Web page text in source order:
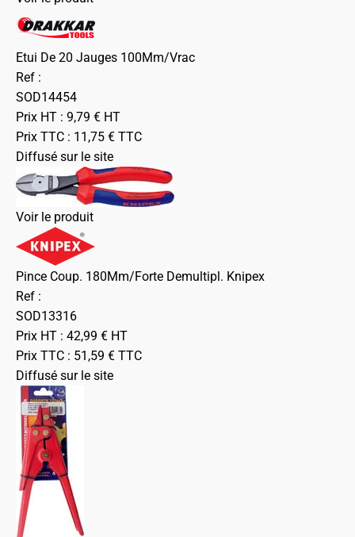
Etui De 20 Jauges 100Mm/Vrac
Ref :
SOD14454
Prix HT : 9,79 € HT
Prix TTC : 11,75 € TTC
Diffusé sur le site
Voir le produit
Pince Coup. 180Mm/Forte Demultipl. Knipex
Ref :
SOD13316
Prix HT : 42,99 € HT
Prix TTC : 51,59 € TTC
Diffusé sur le site